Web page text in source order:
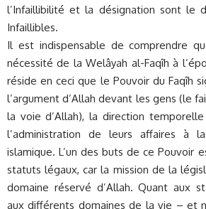
l’Infaillibilité et la désignation sont le
Infaillibles.
Il est indispensable de comprendre
nécessité de la Welâyah al-Faqîh à
réside en ceci que le Pouvoir du Faqîh
l’argument d’Allah devant les gens (le
la voie d’Allah), la direction
l’administration de leurs affaires à
islamique. L’un des buts de ce Pouvoir
statuts légaux, car la mission de la
domaine réservé d’Allah. Quant aux
aux différents domaines de la vie – et